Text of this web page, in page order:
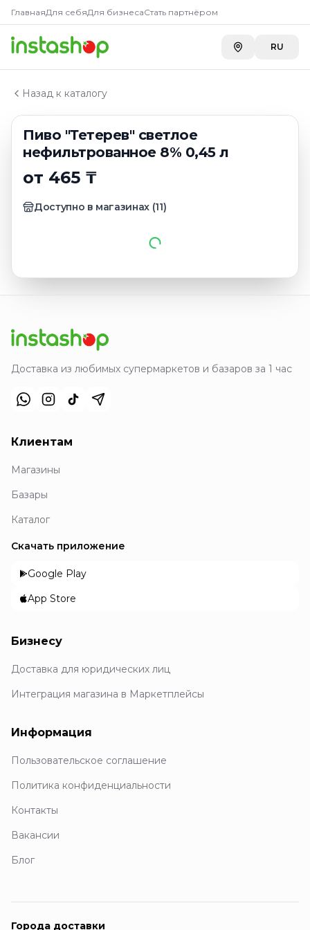
ГлавнаяДля себяДля бизнесаСтать партнёром
RU
Назад к каталогу
Пиво "Тетерев" светлое
нефильтрованное 8% 0,45 л
от 465 ₸
Доступно в магазинах (11)
Главная
Каталог
Светлое пиво
Пиво "Тетерев" светлое нефильтрованное 8% 0,45 л
КупитьПиво "Тетерев"
METRO г. Шымкент
A-Store ADK River —
Carefood—533 ₸
Доставка из любимых супермаркетов и базаров за 1 час
Клиентам
Магазины
Базары
Каталог
Скачать приложение
Google Play
App Store
Бизнесу
Доставка для юридических лиц
Интеграция магазина в Маркетплейсы
Информация
Пользовательское соглашение
Политика конфиденциальности
Контакты
Вакансии
Блог
Города доставки